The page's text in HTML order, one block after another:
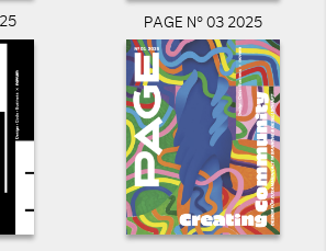
PAGE N° 03 2025